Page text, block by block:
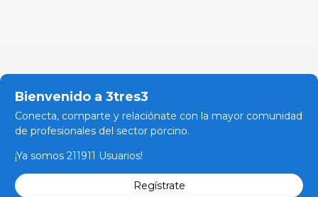
Bienvenido a 3tres3
Conecta, comparte y relaciónate con la mayor comunidad
de profesionales del sector porcino.
¡Ya somos 211911 Usuarios!
Regístrate